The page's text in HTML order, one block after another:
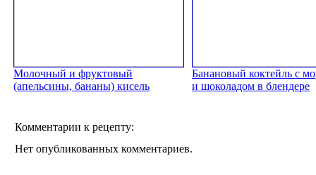
Молочный и фруктовый
(апельсины, бананы) кисель
Банановый коктейль с
и шоколадом в блендере
Комментарии к рецепту:
Нет опубликованных комментариев.